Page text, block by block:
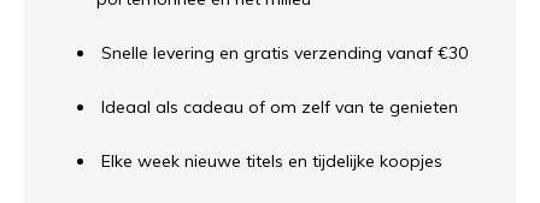
Snelle levering en gratis verzending vanaf €30
Ideaal als cadeau of om zelf van te genieten
Elke week nieuwe titels en tijdelijke koopjes